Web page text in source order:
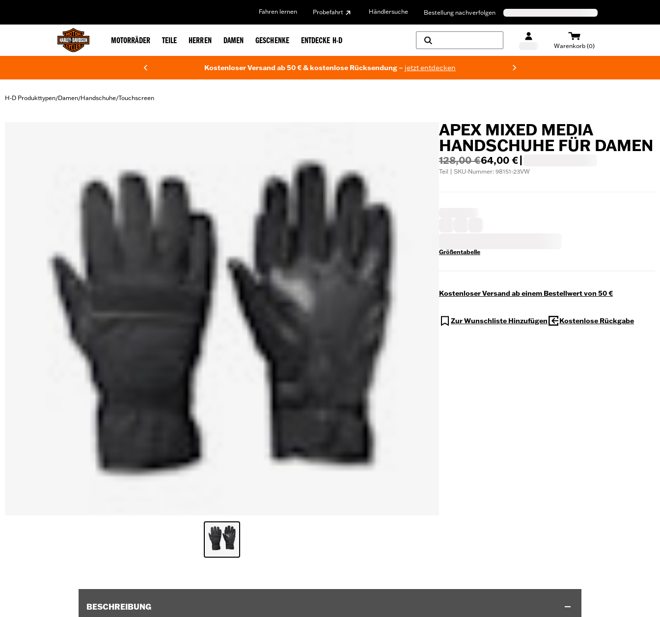
Fahren lernen Probefahrt Händlersuche Bestellung nachverfolgen
MOTORRÄDER TEILE HERREN DAMEN GESCHENKE ENTDECKE H-D
Warenkorb (0)
Kostenloser Versand ab 50 € & kostenlose Rücksendung – jetzt entdecken
H-D Produkttypen/Damen/Handschuhe/Touchscreen
APEX MIXED MEDIA
HANDSCHUHE FÜR DAMEN
128,00 €64,00 €
Teil | SKU-Nummer: 98151-23VW
Größentabelle
Kostenloser Versand ab einem Bestellwert von 50 €
Zur Wunschliste Hinzufügen Kostenlose Rückgabe
BESCHREIBUNG